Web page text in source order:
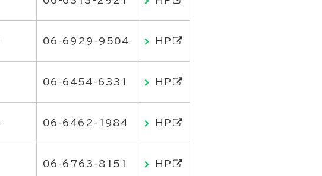
06-6929-9504 HP
06-6454-6331 HP
06-6462-1984 HP
06-6763-8151 HP